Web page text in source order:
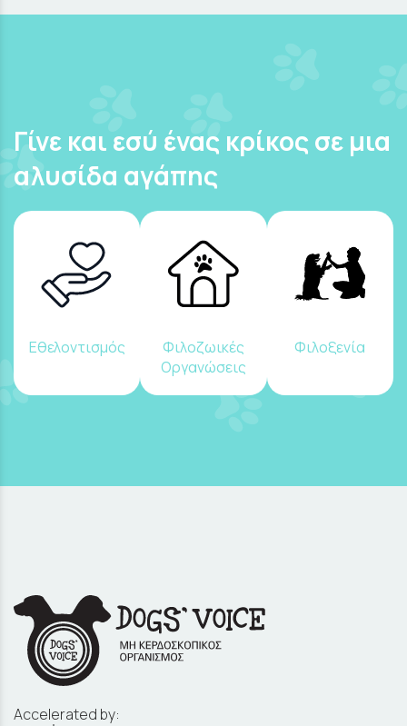
Γίνε και εσύ ένας κρίκος σε μια
αλυσίδα αγάπης
Εθελοντισμός
Φιλοζωικές
Οργανώσεις
Φιλοξενία
Accelerated by: